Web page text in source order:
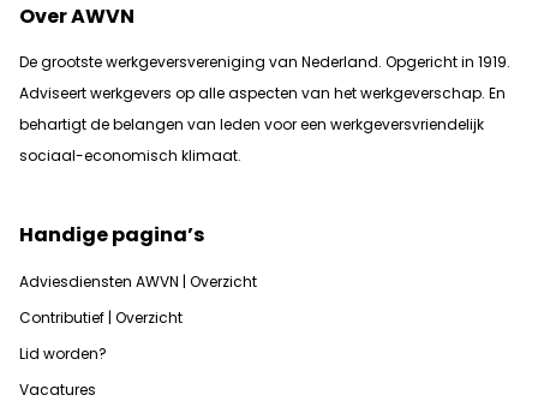
Over AWVN
De grootste werkgeversvereniging van Nederland. Opgericht in 1919.
Adviseert werkgevers op alle aspecten van het werkgeverschap. En
behartigt de belangen van leden voor een werkgeversvriendelijk
sociaal-economisch klimaat.
Handige pagina’s
Adviesdiensten AWVN | Overzicht
Contributief | Overzicht
Lid worden?
Vacatures